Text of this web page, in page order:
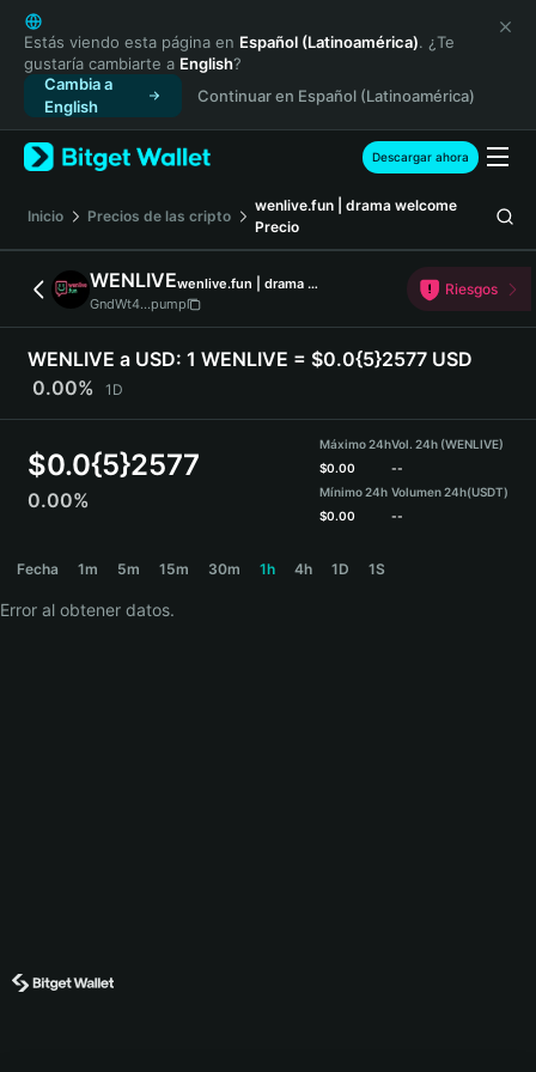
English
日本語
Tiếng Việt
Русский
Español (Latinoamérica)
Türkçe
Français
Deutsch
繁體中文
Português (Portugal)
Bahasa Indonesia
ภาษาไทย
हिन्दी
Español
Português (Brasil)
Estás viendo esta página en Español (Latinoamérica). ¿Te
gustaría cambiarte a English?
Cambia a
English
Continuar en Español (Latinoamérica)
Descargar ahora
Inicio Precios de las cripto
wenlive.fun | drama welcome
Precio
WENLIVE
wenlive.fun | drama welcome
GndWt4...pump
Riesgos
WENLIVE a USD: 1 WENLIVE = $0.0{5}2577 USD
0.00%
1D
$0.0{5}2577
0.00%
Máximo 24h
$0.00
Mínimo 24h
$0.00
Vol. 24h (WENLIVE)
--
Volumen 24h(USDT)
--
Fecha 1m 5m 15m 30m 1h 4h 1D 1S
Error al obtener datos.